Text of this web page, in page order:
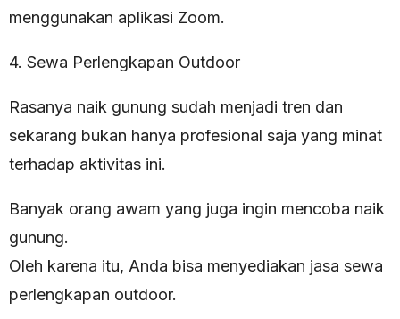
menggunakan aplikasi Zoom.
4. Sewa Perlengkapan Outdoor
Rasanya naik gunung sudah menjadi tren dan
sekarang bukan hanya profesional saja yang minat
terhadap aktivitas ini.
Banyak orang awam yang juga ingin mencoba naik
gunung.
Oleh karena itu, Anda bisa menyediakan jasa sewa
perlengkapan outdoor.